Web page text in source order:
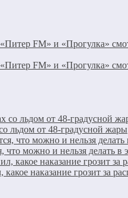
FM» и «Прогулка»
FM» и «Прогулка»
льдом от 48-градусной жары
что можно и нельзя делать в
наказание грозит за